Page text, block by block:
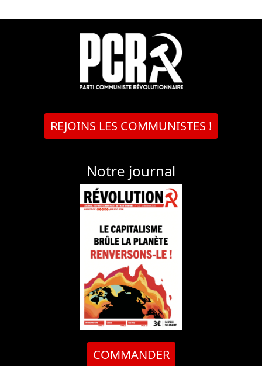
REJOINS LES COMMUNISTES !
Notre journal
COMMANDER